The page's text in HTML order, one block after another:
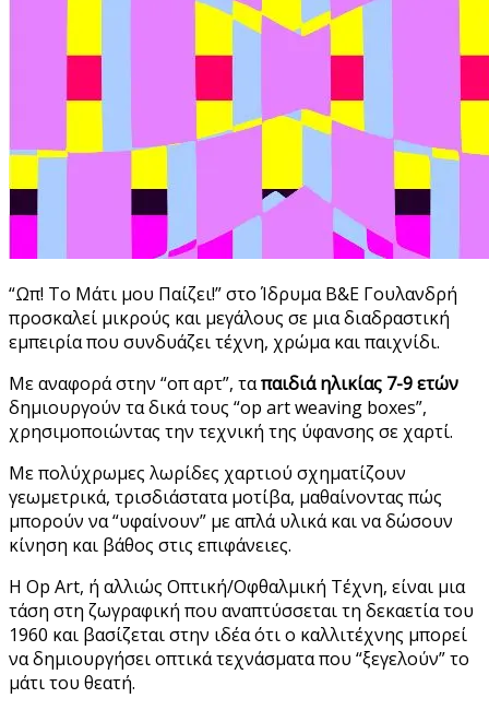
“Ωπ! Το Μάτι μου Παίζει!” στο Ίδρυμα Β&Ε Γουλανδρή
προσκαλεί μικρούς και μεγάλους σε μια διαδραστική
εμπειρία που συνδυάζει τέχνη, χρώμα και παιχνίδι.
Με αναφορά στην “οπ αρτ”, ταπαιδιά ηλικίας 7-9 ετών
δημιουργούν τα δικά τους “op art weaving boxes”,
χρησιμοποιώντας την τεχνική της ύφανσης σε χαρτί.
Με πολύχρωμες λωρίδες χαρτιού σχηματίζουν
γεωμετρικά, τρισδιάστατα μοτίβα, μαθαίνοντας πώς
μπορούν να “υφαίνουν” με απλά υλικά και να δώσουν
κίνηση και βάθος στις επιφάνειες.
Η Op Art, ή αλλιώς Οπτική/Οφθαλμική Τέχνη, είναι μια
τάση στη ζωγραφική που αναπτύσσεται τη δεκαετία του
1960 και βασίζεται στην ιδέα ότι ο καλλιτέχνης μπορεί
να δημιουργήσει οπτικά τεχνάσματα που “ξεγελούν” το
μάτι του θεατή.